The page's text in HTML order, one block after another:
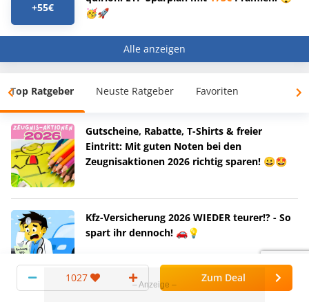
+55€
🥳🚀
Alle anzeigen
Top Ratgeber Neuste Ratgeber Favoriten
Gutscheine, Rabatte, T-Shirts & freier
Eintritt: Mit guten Noten bei den
Zeugnisaktionen 2026 richtig sparen! 😀🤩
Kfz-Versicherung 2026 WIEDER teurer!? - So
spart ihr dennoch! 🚗💡
1027 Zum Deal